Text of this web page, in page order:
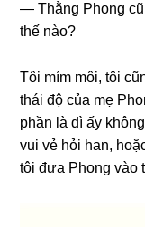
— Thằnɡ Phonɡ
thế nào?
Tôi mím môi, tôi
thái độ của mẹ
phần là dì ấy
vui vẻ hỏi han,
tôi đưa Phonɡ vào